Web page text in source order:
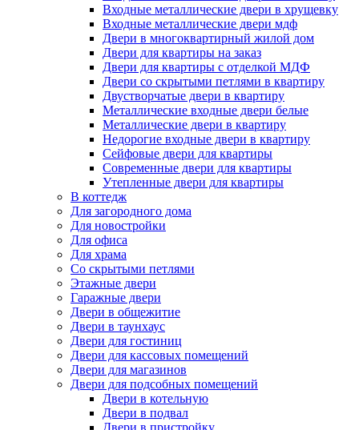
Входные металлические двери в хрущевку
Входные металлические двери мдф
Двери в многоквартирный жилой дом
Двери для квартиры на заказ
Двери для квартиры с отделкой МДФ
Двери со скрытыми петлями в квартиру
Двустворчатые двери в квартиру
Металлические входные двери белые
Металлические двери в квартиру
Недорогие входные двери в квартиру
Сейфовые двери для квартиры
Современные двери для квартиры
Утепленные двери для квартиры
В коттедж
Для загородного дома
Для новостройки
Для офиса
Для храма
Со скрытыми петлями
Этажные двери
Гаражные двери
Двери в общежитие
Двери в таунхаус
Двери для гостиниц
Двери для кассовых помещений
Двери для магазинов
Двери для подсобных помещений
Двери в котельную
Двери в подвал
Двери в пристройку